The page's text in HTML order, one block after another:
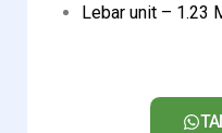
Lebar unit – 1.23